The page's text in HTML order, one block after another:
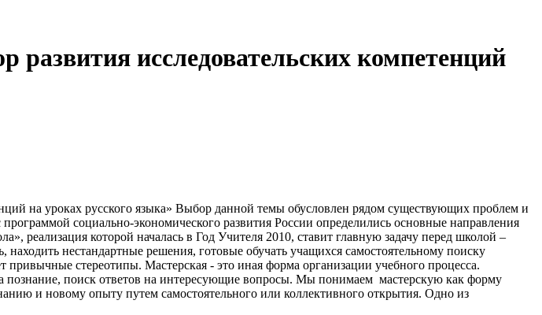
исследовательских компетенций
на уроках русского языка» Выбор данной темы обусловлен рядом существующих проблем и
социально-экономического развития России определились основные направления
реализация которой началась в Год Учителя 2010, ставит главную задачу перед школой –
нестандартные решения, готовые обучать учащихся самостоятельному поиску
стереотипы. Мастерская - это иная форма организации учебного процесса.
познание, поиск ответов на интересующие вопросы. Мы понимаем мастерскую как форму
и новому опыту путем самостоятельного или коллективного открытия. Одно из